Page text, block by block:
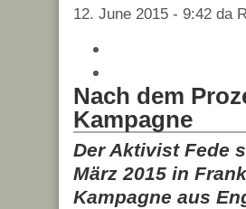
12. June 2015 - 9:42 da
Nach dem
Kampagne
Der Aktivist Fede
März 2015 in
Kampagne aus